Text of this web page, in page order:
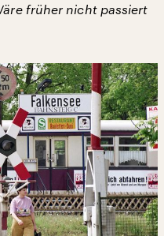
früher nicht passiert